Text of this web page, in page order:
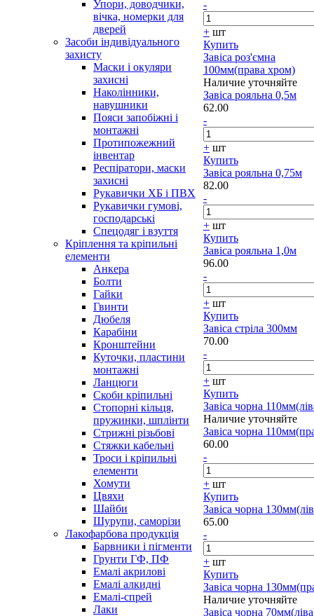
Упори, доводчики,
вічка, номерки для
дверей
Засоби індивідуального
захисту
Маски і окуляри
захисні
Наколінники,
навушники
Пояси запобіжні і
монтажні
Протипожежний
інвентар
Респіратори, маски
захисні
Рукавички ХБ і ПВХ
Рукавички гумові,
господарські
Спецодяг і взуття
Кріплення та кріпильні
елементи
Анкера
Болти
Гайки
Гвинти
Дюбеля
Карабіни
Кронштейни
Куточки, пластини
монтажні
Ланцюги
Скоби кріпильні
Стопорні кільця,
пружинки, шплінти
Стрижні різьбові
Стяжки кабельні
Троси і кріпильні
елементи
Хомути
Цвяхи
Шайби
Шурупи, саморізи
Лакофарбова продукція
Барвники і пігменти
Грунти ГФ, ПФ
Емалі акрилові
Емалі алкидні
Емалі-спрей
Лаки
-
+ шт
Купить
Завіса роз'ємна
100мм(права хром)
Наличие уточняйте
Завіса рояльна 0,5м
62.00
-
+ шт
Купить
Завіса рояльна 0,75м
82.00
-
+ шт
Купить
Завіса рояльна 1,0м
96.00
-
+ шт
Купить
Завіса стріла 300мм
70.00
-
+ шт
Купить
Завіса чорна
Наличие уточняйте
Завіса чорна
60.00
-
+ шт
Купить
Завіса чорна
65.00
-
+ шт
Купить
Завіса чорна
Наличие уточняйте
Завіса чорна